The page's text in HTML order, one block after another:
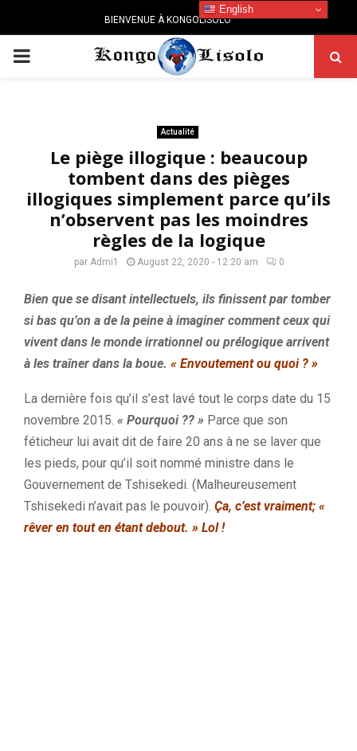
BIENVENUE À KONGOLISOLO
PRIMARY
Actualité
Le piège illogique : beaucoup
tombent dans des pièges
illogiques simplement parce qu’ils
n’observent pas les moindres
règles de la logique
par Admi1 August 22, 2020 - 12:20 am 0
Bien que se disant intellectuels, ils finissent par tomber
si bas qu’on a de la peine à imaginer comment ceux qui
vivent dans le monde irrationnel ou prélogique arrivent
à les traîner dans la boue. « Envoutement ou quoi ? »
La dernière fois qu’il s’est lavé tout le corps date du 15
novembre 2015. « Pourquoi ?? » Parce que son
féticheur lui avait dit de faire 20 ans à ne se laver que
les pieds, pour qu’il soit nommé ministre dans le
Gouvernement de Tshisekedi. (Malheureusement
Tshisekedi n’avait pas le pouvoir). Ça, c’estvraiment; «
rêver en tout en étant debout. » Lol!
English